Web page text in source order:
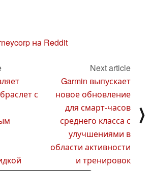
на Reddit
с
Next article
Garmin выпускает
новое обновление
для смарт-часов
среднего класса с
улучшениями в
области активности
и тренировок
⟩